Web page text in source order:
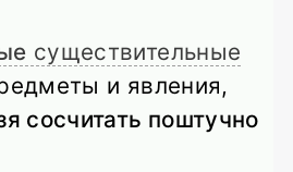
существительные
и явления,
сосчитать поштучно